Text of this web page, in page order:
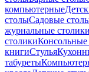
компьютерные
столыСадовые
журнальные
столикиКонсольные
книгиСтулья
табуреты